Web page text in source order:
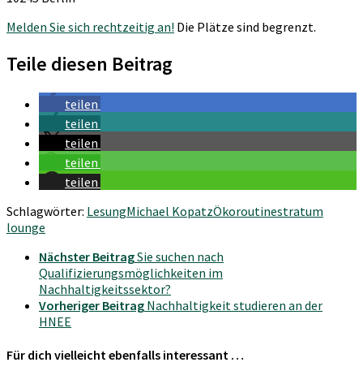
Melden Sie sich rechtzeitig an! Die Plätze sind begrenzt.
Teile diesen Beitrag
teilen
teilen
teilen
teilen
teilen
Schlagwörter: LesungMichael KopatzÖkoroutinestratum
lounge
Nächster BeitragSie suchen nach
Qualifizierungsmöglichkeiten im
Nachhaltigkeitssektor?
Vorheriger Beitrag Nachhaltigkeit studieren an der
HNEE
Für dich vielleicht ebenfalls interessant …